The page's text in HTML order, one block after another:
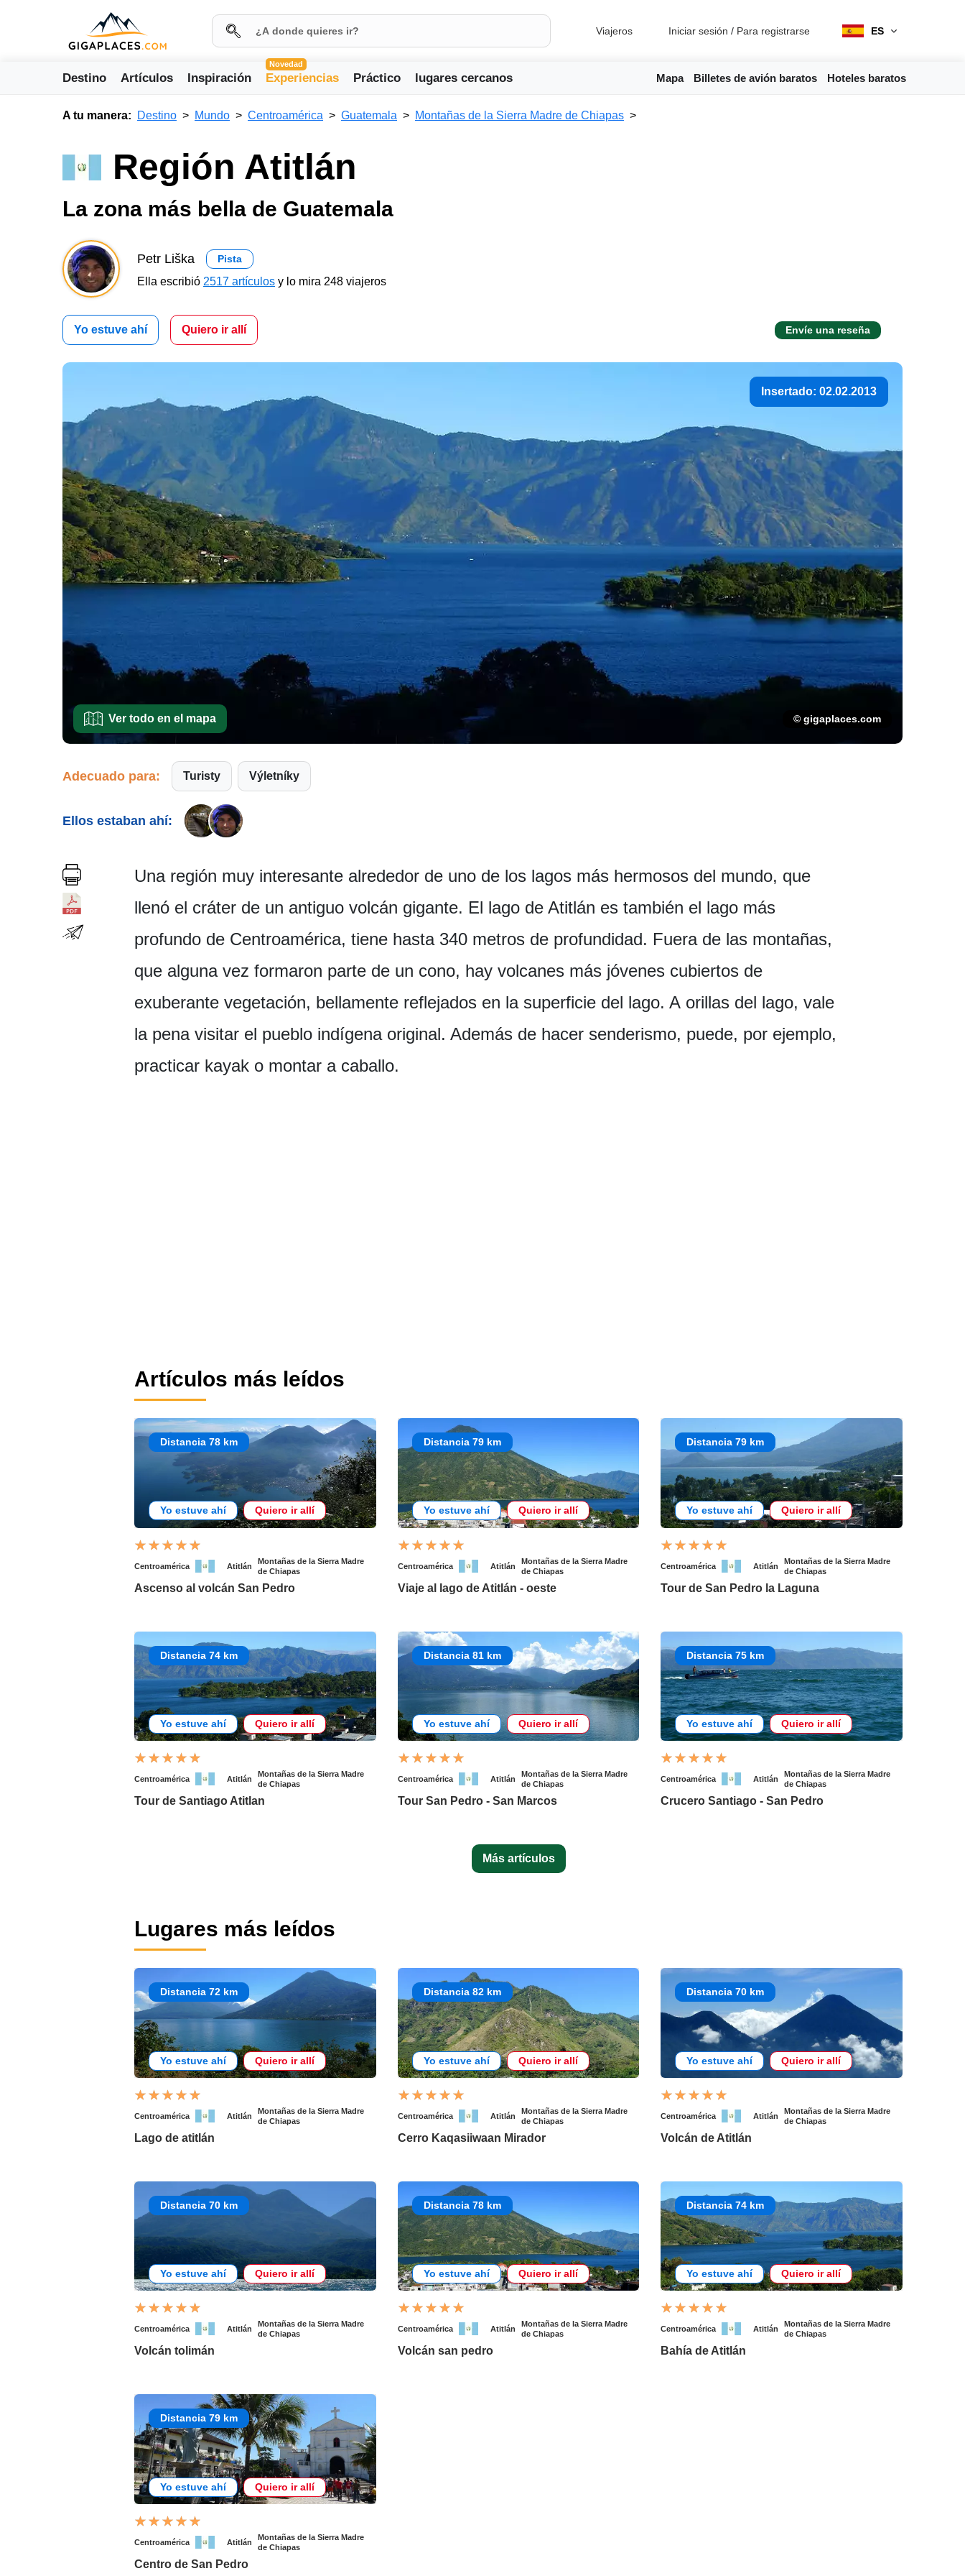
Viajeros Iniciar sesión / Para registrarse ES
Destino Artículos Inspiración
Novedad
Experiencias Práctico lugares cercanos Mapa Billetes de avión baratos Hoteles baratos
A tu manera: Destino Mundo Centroamérica Guatemala Montañas de la Sierra Madre de Chiapas
Región Atitlán
La zona más bella de Guatemala
Petr Liška Pista
Ella escribió 2517 artículos y lo mira 248 viajeros
Yo estuve ahí Quiero ir allí Envíe una reseña
Insertado: 02.02.2013
Ver todo en el mapa © gigaplaces.com
Adecuado para: Turisty Výletníky
Ellos estaban ahí:
Una región muy interesante alrededor de uno de los lagos más hermosos del mundo, que
llenó el cráter de un antiguo volcán gigante. El lago de Atitlán es también el lago más
profundo de Centroamérica, tiene hasta 340 metros de profundidad. Fuera de las montañas,
que alguna vez formaron parte de un cono, hay volcanes más jóvenes cubiertos de
exuberante vegetación, bellamente reflejados en la superficie del lago. A orillas del lago, vale
la pena visitar el pueblo indígena original. Además de hacer senderismo, puede, por ejemplo,
practicar kayak o montar a caballo.
Artículos más leídos
Distancia 78 km
Yo estuve ahí Quiero ir allí
Centroamérica Atitlán
Montañas de la Sierra Madre
de Chiapas
Ascenso al volcán San Pedro
Distancia 79 km
Yo estuve ahí Quiero ir allí
Centroamérica Atitlán
Montañas de la Sierra Madre
de Chiapas
Viaje al lago de Atitlán - oeste
Distancia 79 km
Yo estuve ahí Quiero ir allí
Centroamérica Atitlán
Montañas de la Sierra Madre
de Chiapas
Tour de San Pedro la Laguna
Distancia 74 km
Yo estuve ahí Quiero ir allí
Centroamérica Atitlán
Montañas de la Sierra Madre
de Chiapas
Tour de Santiago Atitlan
Distancia 81 km
Yo estuve ahí Quiero ir allí
Centroamérica Atitlán
Montañas de la Sierra Madre
de Chiapas
Tour San Pedro - San Marcos
Distancia 75 km
Yo estuve ahí Quiero ir allí
Centroamérica Atitlán
Montañas de la Sierra Madre
de Chiapas
Crucero Santiago - San Pedro
Más artículos
Lugares más leídos
Distancia 72 km
Yo estuve ahí Quiero ir allí
Centroamérica Atitlán
Montañas de la Sierra Madre
de Chiapas
Lago de atitlán
Distancia 82 km
Yo estuve ahí Quiero ir allí
Centroamérica Atitlán
Montañas de la Sierra Madre
de Chiapas
Cerro Kaqasiiwaan Mirador
Distancia 70 km
Yo estuve ahí Quiero ir allí
Centroamérica Atitlán
Montañas de la Sierra Madre
de Chiapas
Volcán de Atitlán
Distancia 70 km
Yo estuve ahí Quiero ir allí
Centroamérica Atitlán
Montañas de la Sierra Madre
de Chiapas
Volcán tolimán
Distancia 78 km
Yo estuve ahí Quiero ir allí
Centroamérica Atitlán
Montañas de la Sierra Madre
de Chiapas
Volcán san pedro
Distancia 74 km
Yo estuve ahí Quiero ir allí
Centroamérica Atitlán
Montañas de la Sierra Madre
de Chiapas
Bahía de Atitlán
Distancia 79 km
Yo estuve ahí Quiero ir allí
Centroamérica Atitlán
Montañas de la Sierra Madre
de Chiapas
Centro de San Pedro